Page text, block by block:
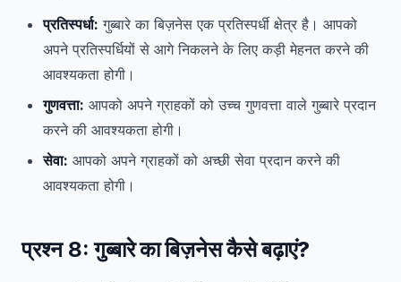
प्रतिस्पर्धा: गुब्बारे का बिज़नेस एक प्रतिस्पर्धी क्षेत्र है। आपको
अपने प्रतिस्पर्धियों से आगे निकलने के लिए कड़ी मेहनत करने की
आवश्यकता होगी।
गुणवत्ता: आपको अपने ग्राहकों को उच्च गुणवत्ता वाले गुब्बारे प्रदान
करने की आवश्यकता होगी।
सेवा: आपको अपने ग्राहकों को अच्छी सेवा प्रदान करने की
आवश्यकता होगी।
प्रश्न 8: गुब्बारे का बिज़नेस कैसे बढ़ाएं?